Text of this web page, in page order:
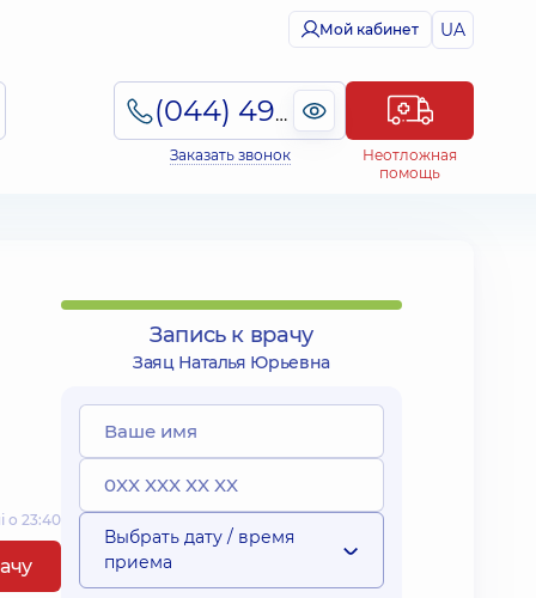
Мой кабинет UA
(044) 495-2-888
Заказать звонок
Неотложная
помощь
о 23:40
Запись к врачу
Заяц Наталья Юрьевна
Выбрать дату / время
приема